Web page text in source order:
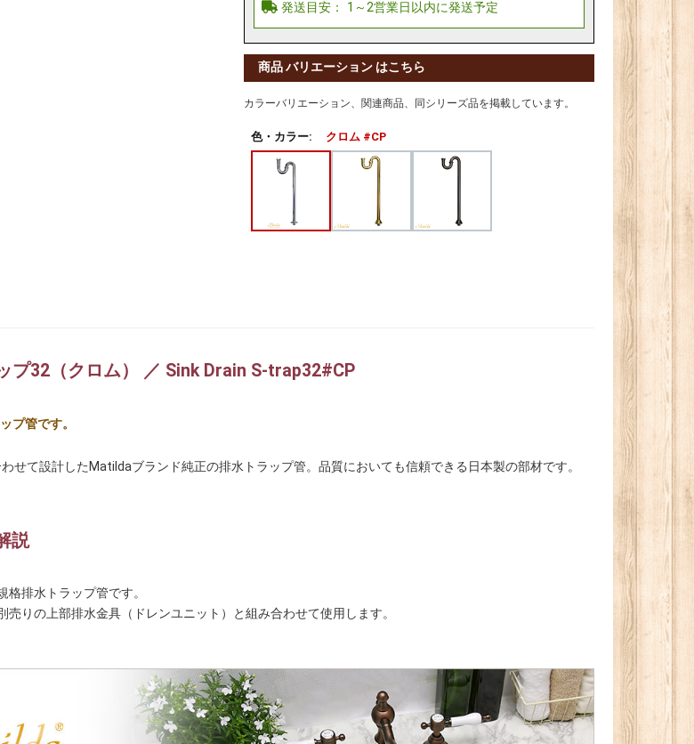
商品 バリエーション はこちら
カラーバリエーション、関連商品、同シリーズ品を掲載しています。
色・カラー: クロム #CP
プ32（クロム） ／ Sink Drain S-trap32#CP
プ管です。
せて設計したMatildaブランド純正の排水トラップ管。品質においても信頼できる日本製の部材です。
説
格排水トラップ管です。
売りの上部排水金具（ドレンユニット）と組み合わせて使用します。